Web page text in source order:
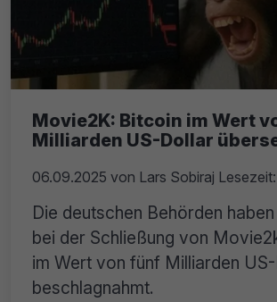
Movie2K: Bitcoin im Wert
Milliarden US-Dollar
06.09.2025 von Lars Sobiraj
Die deutschen Behörden
bei der Schließung von
im Wert von fünf Milliarden
beschlagnahmt.